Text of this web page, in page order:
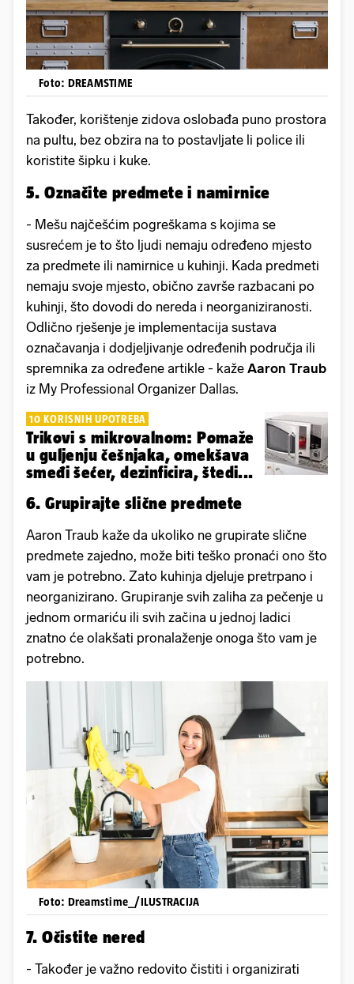
Foto: DREAMSTIME
Također, korištenje zidova oslobađa puno prostora
na pultu, bez obzira na to postavljate li police ili
koristite šipku i kuke.
5. Označite predmete i namirnice
- Mešu najčešćim pogreškama s kojima se
susrećem je to što ljudi nemaju određeno mjesto
za predmete ili namirnice u kuhinji. Kada predmeti
nemaju svoje mjesto, obično završe razbacani po
kuhinji, što dovodi do nereda i neorganiziranosti.
Odlično rješenje je implementacija sustava
označavanja i dodjeljivanje određenih područja ili
spremnika za određene artikle - kaže Aaron Traub
iz My Professional Organizer Dallas.
10 KORISNIH UPOTREBA
Trikovi s mikrovalnom: Pomaže
u guljenju češnjaka, omekšava
smeđi šećer, dezinficira, štedi...
6. Grupirajte slične predmete
Aaron Traub kaže da ukoliko ne grupirate slične
predmete zajedno, može biti teško pronaći ono što
vam je potrebno. Zato kuhinja djeluje pretrpano i
neorganizirano. Grupiranje svih zaliha za pečenje u
jednom ormariću ili svih začina u jednoj ladici
znatno će olakšati pronalaženje onoga što vam je
potrebno.
Foto: Dreamstime_/ILUSTRACIJA
7. Očistite nered
- Također je važno redovito čistiti i organizirati